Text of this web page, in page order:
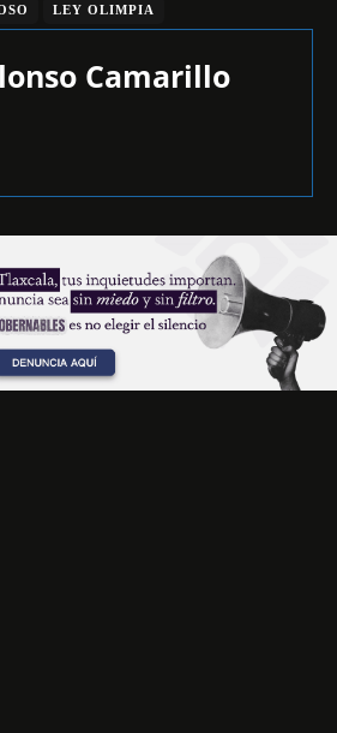
LEY OLIMPIA
Camarillo